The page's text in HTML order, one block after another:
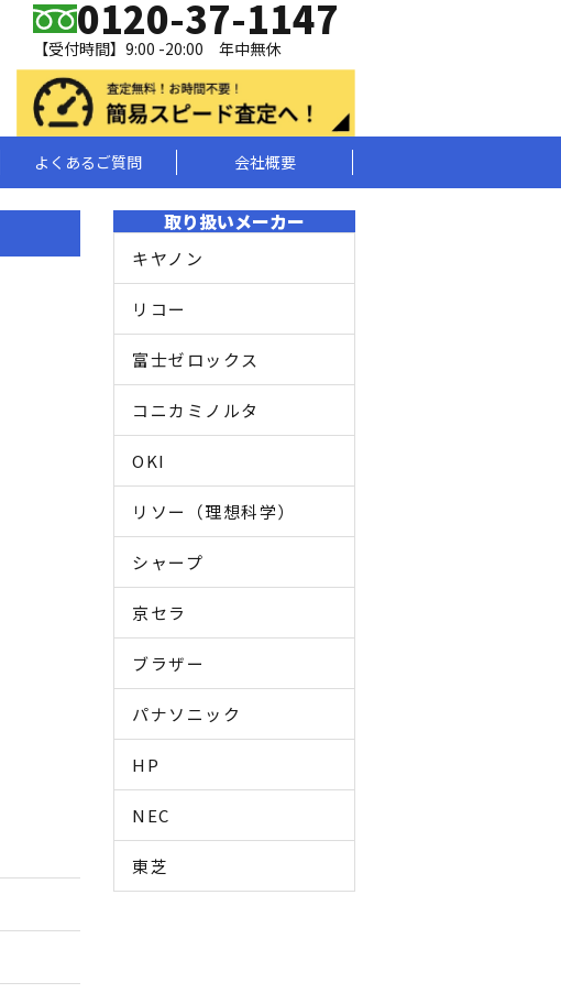
0120-37-1147
【受付時間】9:00 -20:00 年中無休
よくあるご質問 会社概要
取り扱いメーカー
キヤノン
リコー
富士ゼロックス
コニカミノルタ
OKI
リソー（理想科学）
シャープ
京セラ
ブラザー
パナソニック
HP
NEC
東芝